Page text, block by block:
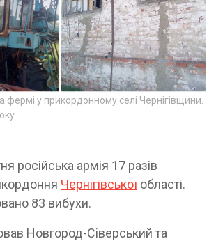
у прикордонному селі Чернігівщини.
російська армія 17 разів
Чернігівськоїобласті.
83 вибухи.
Новгород-Сіверський та